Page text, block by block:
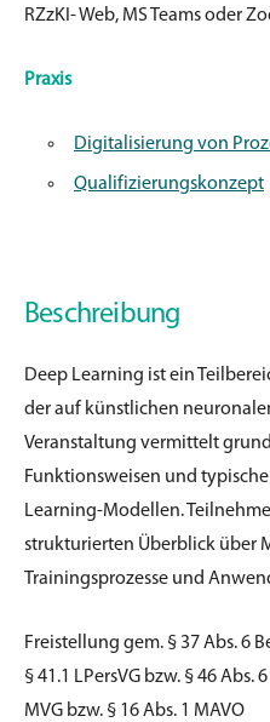
RZzKI- Web, MS Teams oder
Praxis
Digitalisierung von
Qualifizierungskonzept
Beschreibung
Deep Learning ist ein
der auf künstlichen
Veranstaltung vermittelt
Funktionsweisen und
Learning-Modellen.
strukturierten Überblick über
Trainingsprozesse und
Freistellung gem. § 37 Abs. 6
§ 41.1 LPersVG bzw. §46 Abs.
MVG bzw. § 16 Abs. 1 MAVO